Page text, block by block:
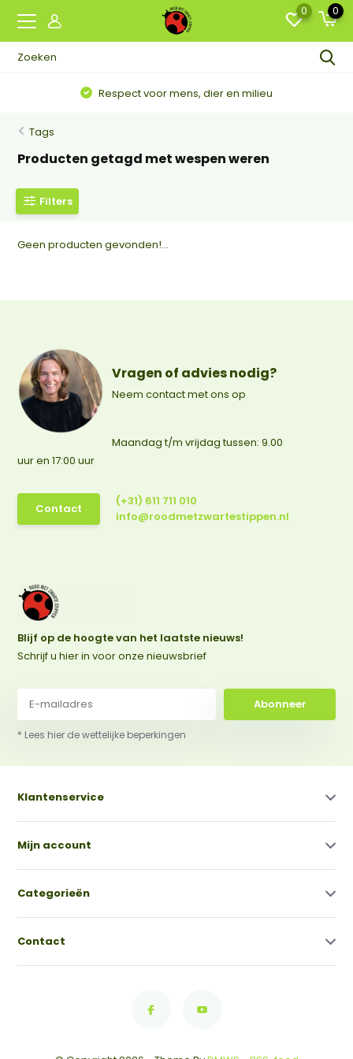
0 0
Respect voor mens, dier en milieu
Tags
Producten getagd met wespen weren
Filters
Geen producten gevonden!...
Vragen of advies nodig?
Neem contact met ons op
Maandag t/m vrijdag tussen: 9.00
uur en 17:00 uur
Contact
(+31) 611 711 010
info@roodmetzwartestippen.nl
Blijf op de hoogte van het laatste nieuws!
Schrijf u hier in voor onze nieuwsbrief
Abonneer
* Lees hier de wettelijke beperkingen
Klantenservice
Mijn account
Categorieën
Contact